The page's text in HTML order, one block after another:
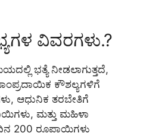
ವಿವರಗಳು.?
ಭತ್ಯೆ ನೀಡಲಾಗುತ್ತದೆ,
ಕೌಶಲ್ಯಗಳಿಗೆ
ಆಧುನಿಕ ತರಬೇತಿಗೆ
ಮತ್ತು ಮಹಿಳಾ
200 ರೂಪಾಯಿಗಳು